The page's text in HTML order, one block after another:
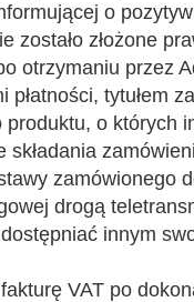
o
złożone
otrzymaniu przez
płatności, tytułem
produktu, o których
składania
zamówionego
drogą
innym
VAT po